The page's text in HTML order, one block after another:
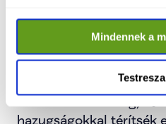
Mindennek a
A magyar
manipulációból – és ezt
változás elindult, és a
hazugságokkal térítsék